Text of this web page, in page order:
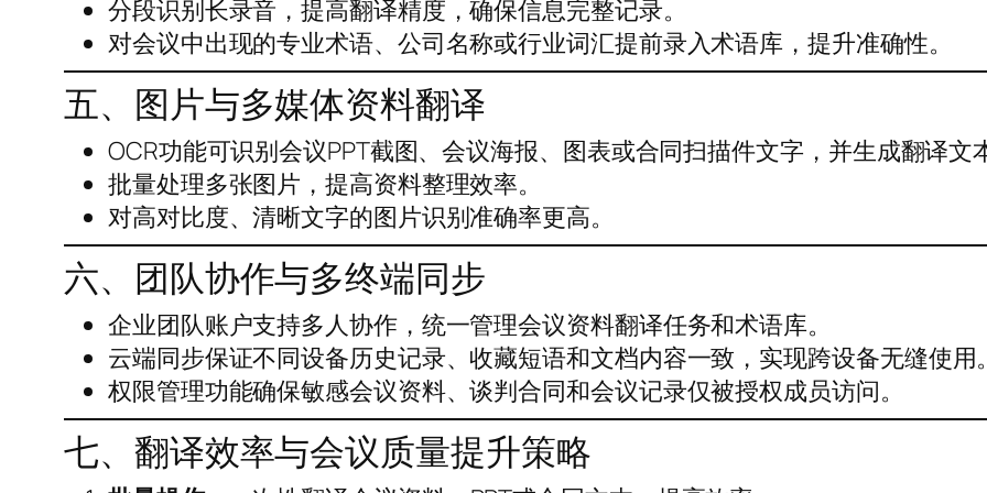
分段识别长录音，提高翻译精度，确保信息完整记录。
对会议中出现的专业术语、公司名称或行业词汇提前录入术语库，提升准确性。
五、图片与多媒体资料翻译
OCR功能可识别会议PPT截图、会议海报、图表或合同扫描件文字，并生成翻译文
批量处理多张图片，提高资料整理效率。
对高对比度、清晰文字的图片识别准确率更高。
六、团队协作与多终端同步
企业团队账户支持多人协作，统一管理会议资料翻译任务和术语库。
云端同步保证不同设备历史记录、收藏短语和文档内容一致，实现跨设备无缝使用
权限管理功能确保敏感会议资料、谈判合同和会议记录仅被授权成员访问。
七、翻译效率与会议质量提升策略